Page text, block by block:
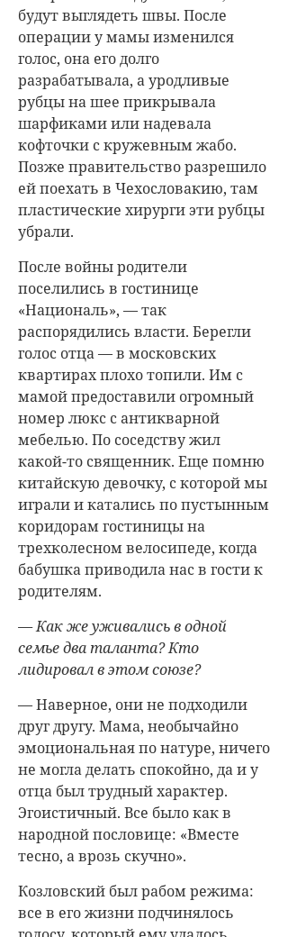
будут выглядеть швы. После
операции у мамы изменился
голос, она его долго
разрабатывала, а уродливые
рубцы на шее прикрывала
шарфиками или надевала
кофточки с кружевным жабо.
Позже правительство разрешило
ей поехать в Чехословакию, там
пластические хирурги эти рубцы
убрали.
После войны родители
поселились в гостинице
«Националь», — так
распорядились власти. Берегли
голос отца — в московских
квартирах плохо топили. Им с
мамой предоставили огромный
номер люкс с антикварной
мебелью. По соседству жил
какой-то священник. Еще помню
китайскую девочку, с которой мы
играли и катались по пустынным
коридорам гостиницы на
трехколесном велосипеде, когда
бабушка приводила нас в гости к
родителям.
— Как же уживались в одной
семье два таланта? Кто
лидировал в этом союзе?
— Наверное, они не подходили
друг другу. Мама, необычайно
эмоциональная по натуре, ничего
не могла делать спокойно, да и у
отца был трудный характер.
Эгоистичный. Все было как в
народной пословице: «Вместе
тесно, а врозь скучно».
Козловский был рабом режима:
все в его жизни подчинялось